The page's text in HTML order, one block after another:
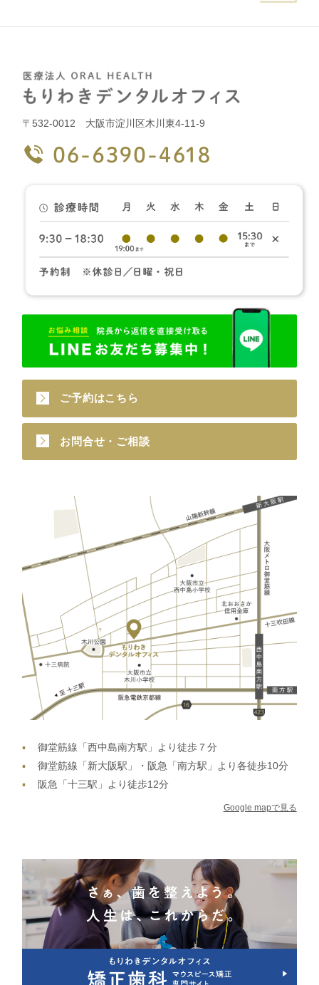
〒532-0012 大阪市淀川区木川東4-11-9
ご予約はこちら
お問合せ・ご相談
御堂筋線「西中島南方駅」より徒歩７分
御堂筋線「新大阪駅」・阪急「南方駅」より各徒歩10分
阪急「十三駅」より徒歩12分
Google mapで見る